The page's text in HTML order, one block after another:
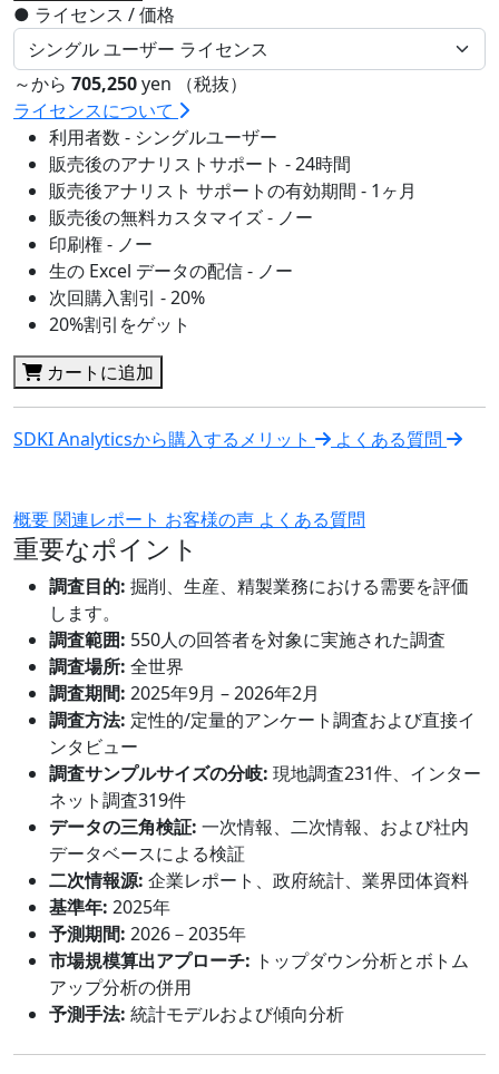
● ライセンス / 価格
～から 705,250yen （税抜）
ライセンスについて
利用者数 - シングルユーザー
販売後のアナリストサポート - 24時間
販売後アナリスト サポートの有効期間 - 1ヶ月
販売後の無料カスタマイズ - ノー
印刷権 - ノー
生の Excel データの配信 - ノー
次回購入割引 - 20%
20%割引をゲット
カートに追加
SDKI Analyticsから購入するメリット よくある質問
概要関連レポート お客様の声 よくある質問
重要なポイント
調査目的: 掘削、生産、精製業務における需要を評価
します。
調査範囲: 550人の回答者を対象に実施された調査
調査場所: 全世界
調査期間: 2025年9月 – 2026年2月
調査方法: 定性的/定量的アンケート調査および直接イ
ンタビュー
調査サンプルサイズの分岐: 現地調査231件、インター
ネット調査319件
データの三角検証: 一次情報、二次情報、および社内
データベースによる検証
二次情報源: 企業レポート、政府統計、業界団体資料
基準年: 2025年
予測期間: 2026－2035年
市場規模算出アプローチ: トップダウン分析とボトム
アップ分析の併用
予測手法: 統計モデルおよび傾向分析